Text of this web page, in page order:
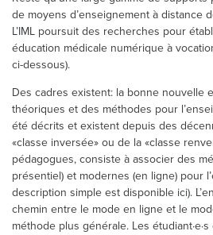
de moyens d’enseignement à distance
L’IML poursuit des recherches pour
éducation médicale numérique à
ci-dessous).
Des cadres existent: la bonne nouvelle
théoriques et des méthodes pour
été décrits et existent depuis des
«classe inversée» ou de la «classe
pédagogues, consiste à associer des
présentiel) et modernes (en ligne) pour
description simple est disponible ici).
chemin entre le mode en ligne et le
méthode plus générale. Les